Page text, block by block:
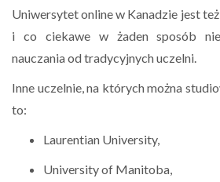
Uniwersytet online w Kanadzie jest
i co ciekawe w żaden sposób
nauczania od tradycyjnych uczelni.
Inne uczelnie, na których można
to:
Laurentian University,
University of Manitoba,